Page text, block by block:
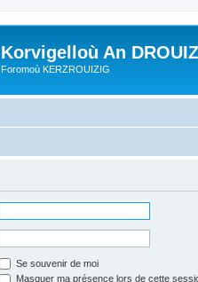
Korvigelloù An
Foromoù KERZROUIZIG
Se souvenir de moi
Masquer ma présence lors de cette